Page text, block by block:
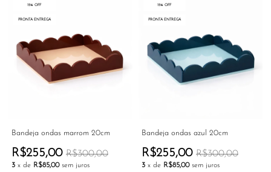
15% OFF
PRONTA ENTREGA
Bandeja ondas marrom 20cm
R$255,00 R$300,00
3 x de R$85,00 sem juros
15% OFF
PRONTA ENTREGA
Bandeja ondas azul 20cm
R$255,00 R$300,00
3 x de R$85,00 sem juros